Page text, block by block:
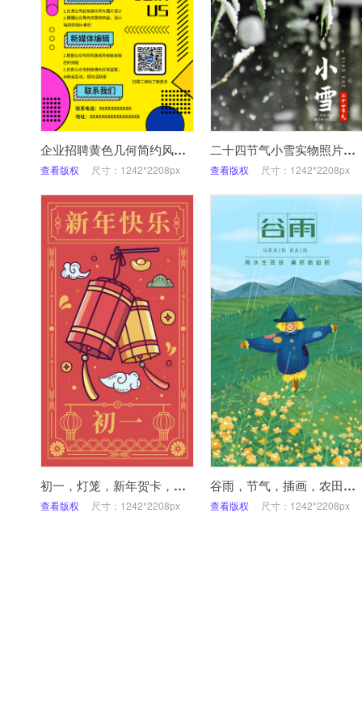
企业招聘黄色几何简约风手机海报
查看版权 尺寸：1242*2208px
二十四节气小雪实物照片竹子
查看版权 尺寸：1242*2208px
初一，灯笼，新年贺卡，春节，祝福，手机海报
查看版权 尺寸：1242*2208px
谷雨，节气，插画，农田，手机海报
查看版权 尺寸：1242*2208px